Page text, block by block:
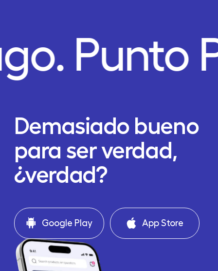
Punto
Demasiado bueno
para ser verdad,
¿verdad?
Google Play App Store